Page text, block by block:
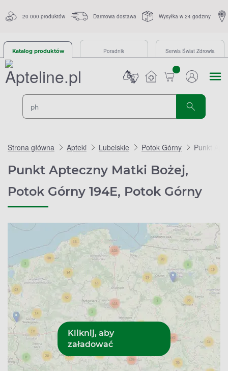
20 000 produktów Darmowa dostawa Wysyłka w 24 godziny
Katalog produktów Poradnik Serwis Świat Zdrowia
sztuk
Strona główna Apteki Lubelskie Potok Górny Punkt
Punkt Apteczny Matki Bożej,
Potok Górny 194E, Potok Górny